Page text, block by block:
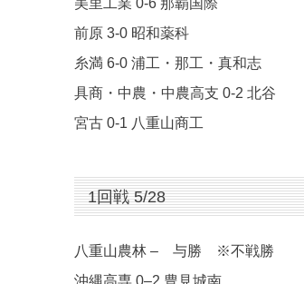
美里工業 0-6 那覇国際
前原 3-0 昭和薬科
糸満 6-0 浦工・那工・真和志
具商・中農・中農高支 0-2 北谷
宮古 0-1 八重山商工
1回戦 5/28
八重山農林 – 与勝 ※不戦勝